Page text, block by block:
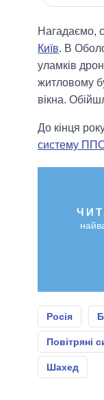
Нагадаємо,
Київ. В
уламків
житловому
вікна.
До кінця
систему
Росія
Повітряні
Шахед